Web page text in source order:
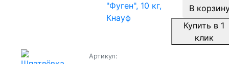
"Фуген", 10 кг,
Кнауф
В
Купить в 1
клик
Артикул: